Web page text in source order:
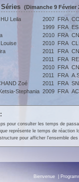
Séries (Dimanche 9 Février
Leila 2007 FRA
1999 FRA
2010 FRA
2010 FRA
2011 FRA
2011 FRA
2010 FRA
2011 FRA
Zoé 2011 FRA
Stephania 2009 FRA
pour consulter les temps de
représente le temps de réaction
pour afficher l'ensemble
Bienvenue